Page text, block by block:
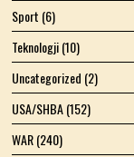
Sport (6)
Teknologji(10)
Uncategorized (2)
USA/SHBA(152)
WAR(240)